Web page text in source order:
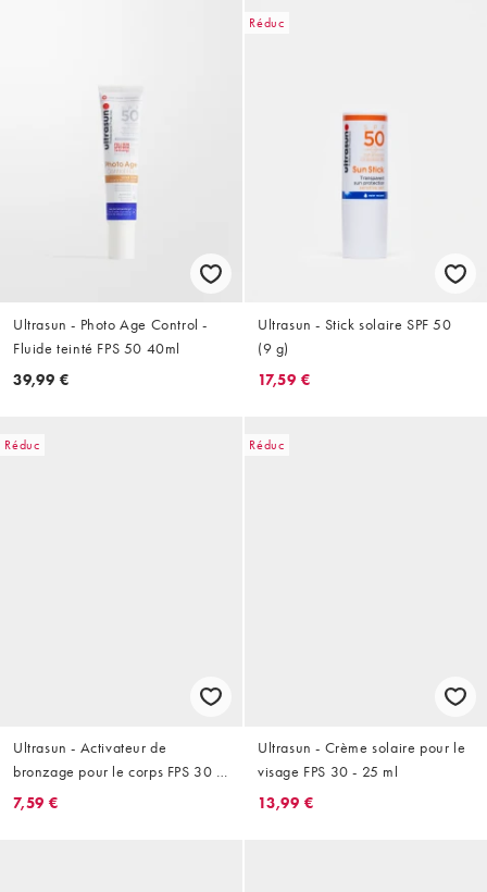
Ultrasun - Photo Age Control -
Fluide teinté FPS 50 40ml
39,99 €
Réduc
Ultrasun - Stick solaire SPF 50
(9 g)
17,59 €
Réduc
Ultrasun - Activateur de
bronzage pour le corps FPS 30 -
24 ml
7,59 €
Réduc
Ultrasun - Crème solaire pour le
visage FPS 30 - 25 ml
13,99 €